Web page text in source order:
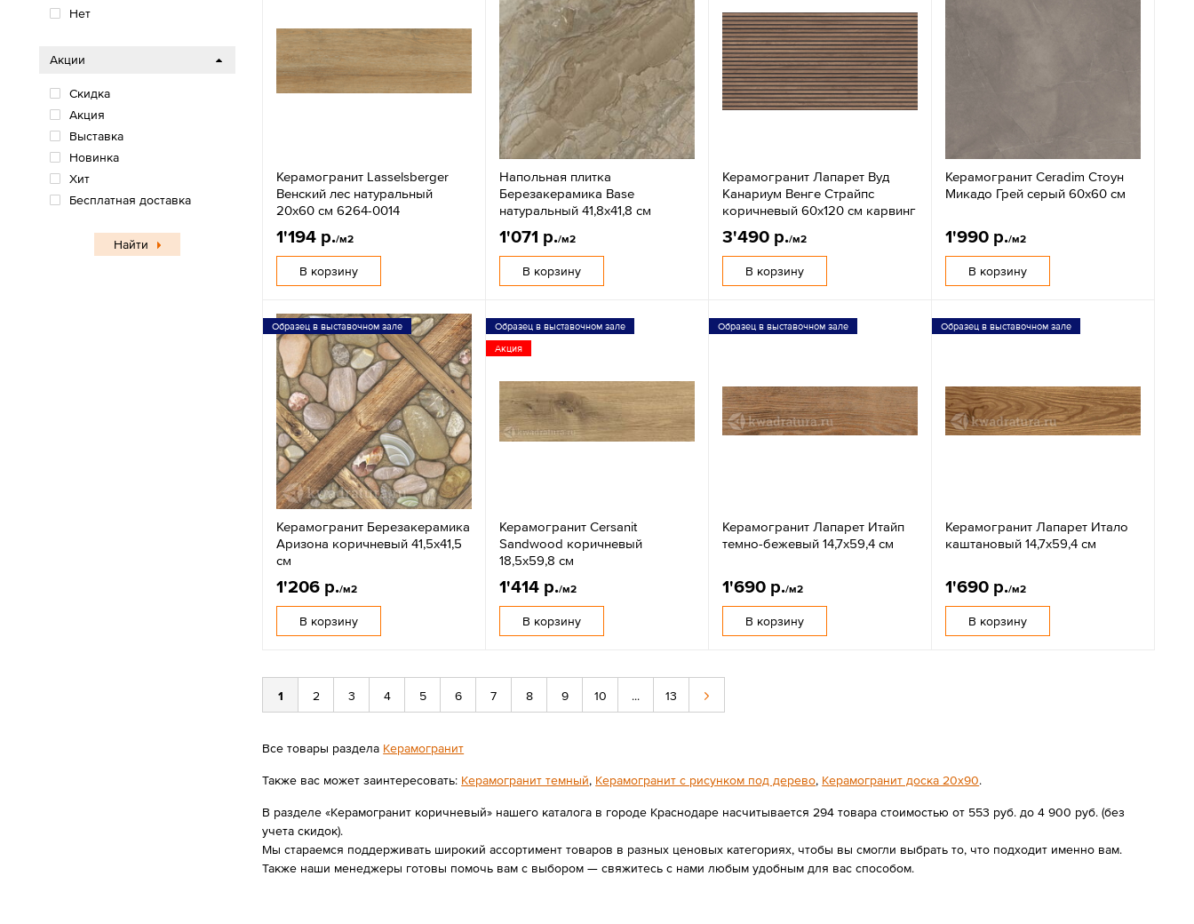
Керамогранит Lasselsberger
Венский лес натуральный
20x60 см 6264-0014
1'194 р./м2
В корзину
Напольная плитка
Березакерамика Base
натуральный 41,8х41,8 см
1'071 р./м2
В корзину
Керамогранит Лапарет Вуд
Канариум Венге Страйпс
коричневый 60x120 см карвинг
3'490 р./м2
В корзину
Керамогранит Ceradim Стоун
Микадо Грей серый 60x60 см
1'990 р./м2
В корзину
Образец в выставочном зале
Керамогранит Березакерамика
Аризона коричневый 41,5х41,5
см
1'206 р./м2
В корзину
Образец в выставочном зале
Акция
Керамогранит Cersanit
Sandwood коричневый
18,5х59,8 см
1'414 р./м2
В корзину
Образец в выставочном зале
Керамогранит Лапарет Итайп
темно-бежевый 14,7x59,4 см
1'690 р./м2
В корзину
Образец в выставочном зале
Керамогранит Лапарет Итало
каштановый 14,7х59,4 см
1'690 р./м2
В корзину
1 2 3 4 5 6 7 8 9 10 ... 13
Все товары раздела Керамогранит
Также вас может заинтересовать: Керамогранит темный, Керамогранит с рисунком под дерево, Керамогранит доска 20х90.
В разделе «Керамогранит коричневый» нашего каталога в городе Краснодаре насчитывается 294 товара стоимостью от 553 руб. до 4 900 руб. (без
учета скидок).
Мы стараемся поддерживать широкий ассортимент товаров в разных ценовых категориях, чтобы вы смогли выбрать то, что подходит именно вам.
Также наши менеджеры готовы помочь вам с выбором — свяжитесь с нами любым удобным для вас способом.
Нет
Акции
Скидка
Акция
Выставка
Новинка
Хит
Бесплатная доставка
Найти